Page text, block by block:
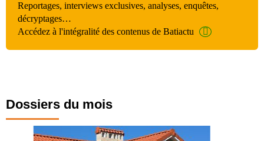
Reportages, interviews exclusives, analyses, enquêtes,
décryptages…
Accédez à l'intégralité des contenus de Batiactu
Dossiers du mois